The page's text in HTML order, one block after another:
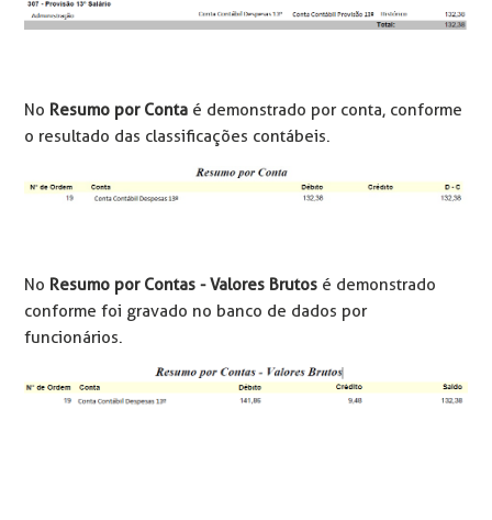
No Resumo por Conta é demonstrado por conta, conforme
o resultado das classificações contábeis.
No Resumo por Contas - Valores Brutos é demonstrado
conforme foi gravado no banco de dados por
funcionários.